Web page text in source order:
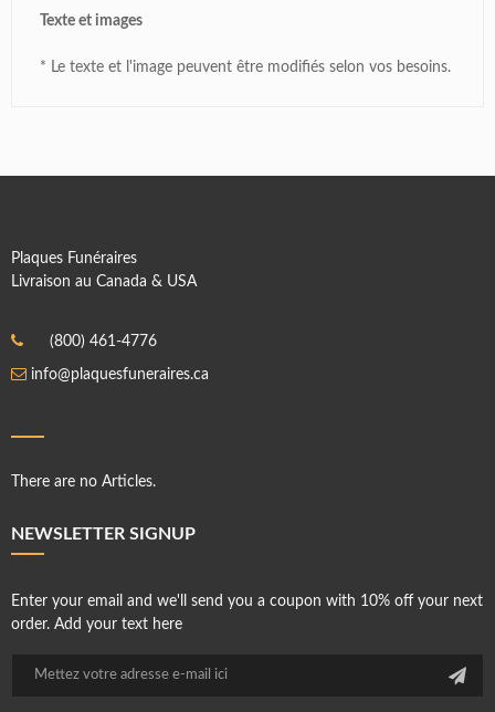
Texte et images
* Le texte et l'image peuvent être modifiés selon vos besoins.
Plaques Funéraires
Livraison au Canada & USA
(800) 461-4776
info@plaquesfuneraires.ca
There are no Articles.
NEWSLETTER SIGNUP
Enter your email and we'll send you a coupon with 10% off your next
order. Add your text here